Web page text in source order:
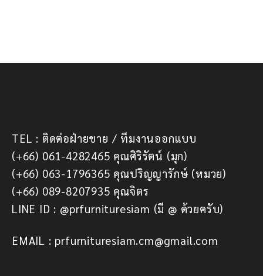
TEL : ติดต่อฝ่ายขาย / ทีมงานออกแบบ
(+66) 061-4282465 คุณศิริรัตน์ (มุก)
(+66) 063-1796365 คุณปริญญารักษ์ (หมวย)
(+66) 089-8207935 คุณจิตร
LINE ID : @prfurnituresiam (มี @ ด้วยครับ)
EMAIL : prfurnituresiam.cm@gmail.com